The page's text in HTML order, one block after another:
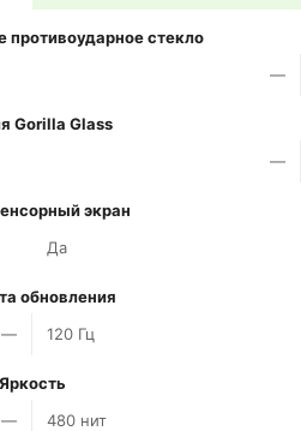
стекло
—
Gorilla Glass
—
экран
Да
обновления
—
120 Гц
Яркость
—
480 нит